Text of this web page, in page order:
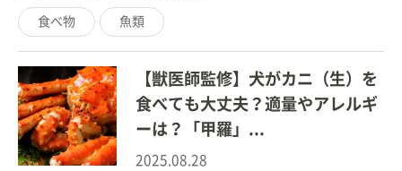
食べ物 魚類
【獣医師監修】犬がカニ（生）を
食べても大丈夫？適量やアレルギ
ーは？「甲羅」...
2025.08.28